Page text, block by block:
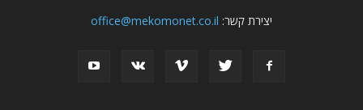
יצירת קשר: office@mekomonet.co.il